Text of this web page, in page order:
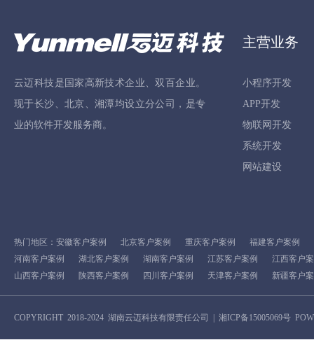
云迈科技是国家高新技术企业、双百企业。
现于长沙、北京、湘潭均设立分公司，是专
业的软件开发服务商。
主营业务
小程序开发
APP开发
物联网开发
系统开发
网站建设
热门地区： 安徽客户案例 北京客户案例 重庆客户案例
福建客户案例
河南客户案例
湖北客户案例 湖南客户案例 江苏客户案例
江西客户
山西客户案例
陕西客户案例 四川客户案例 天津客户案例 新疆客户
COPYRIGHT 2018-2024 湖南云迈科技有限责任公司 湘ICP备15005069号